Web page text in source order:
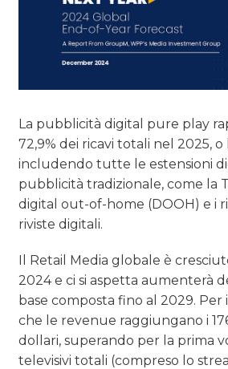
La pubblicità digital pure play
72,9% dei ricavi totali nel 2025, o
includendo tutte le estensioni
pubblicità tradizionale, come la
digital out-of-home (DOOH) e i
riviste digitali.
Il Retail Media globale è
2024 e ci si aspetta aumenterà
base composta fino al 2029. Per
che le revenue raggiungano i
dollari, superando per la prima
televisivi totali (compreso lo